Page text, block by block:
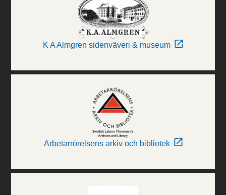
K A Almgren sidenväveri & museum
Arbetarrörelsens arkiv och bibliotek